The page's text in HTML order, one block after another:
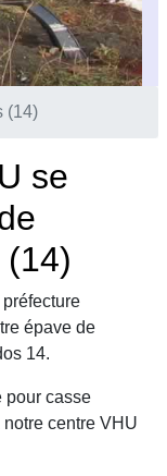
(14)
se
épave de
14.
pour casse
centre VHU